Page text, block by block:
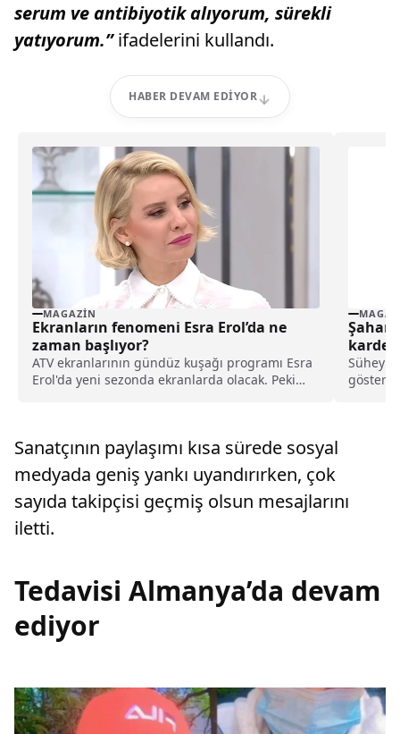
serum ve antibiyotik alıyorum, sürekli
yatıyorum.”ifadelerini kullandı.
HABER DEVAM EDIYOR
MAGAZIN
Ekranların fenomeni Esra Erol’da ne
zaman başlıyor?
ATV ekranlarının gündüz kuşağı programı Esra
Erol'da yeni sezonda ekranlarda olacak. Peki
Süheyl
Sanatçının paylaşımı kısa sürede sosyal
medyada geniş yankı uyandırırken, çok
sayıda takipçisi geçmiş olsun mesajlarını
iletti.
Tedavisi Almanya’da devam
ediyor